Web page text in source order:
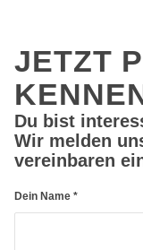
JETZT
Du bist
Wir melden
vereinbaren
Dein Name *